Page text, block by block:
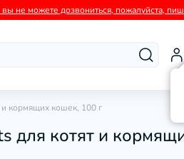
не можете дозвониться, пожалуйста,
и кормящих кошек, 100 г
для котят и